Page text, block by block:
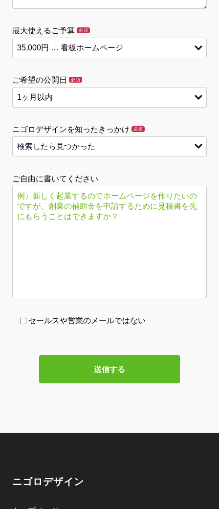
最大使えるご予算 必須
ご希望の公開日 必須
ニゴロデザインを知ったきっかけ 必須
ご自由に書いてください
セールスや営業のメールではない
ニゴロデザイン